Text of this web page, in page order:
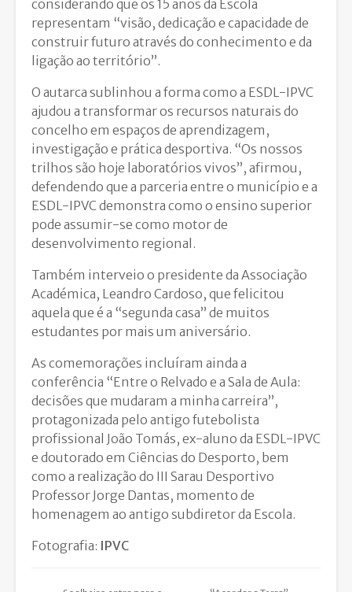
considerando que os 15 anos da Escola
representam “visão, dedicação e capacidade de
construir futuro através do conhecimento e da
ligação ao território”.
O autarca sublinhou a forma como a ESDL-IPVC
ajudou a transformar os recursos naturais do
concelho em espaços de aprendizagem,
investigação e prática desportiva. “Os nossos
trilhos são hoje laboratórios vivos”, afirmou,
defendendo que a parceria entre o município e a
ESDL-IPVC demonstra como o ensino superior
pode assumir-se como motor de
desenvolvimento regional.
Também interveio o presidente da Associação
Académica, Leandro Cardoso, que felicitou
aquela que é a “segunda casa” de muitos
estudantes por mais um aniversário.
As comemorações incluíram ainda a
conferência “Entre o Relvado e a Sala de Aula:
decisões que mudaram a minha carreira”,
protagonizada pelo antigo futebolista
profissional João Tomás, ex-aluno da ESDL-IPVC
e doutorado em Ciências do Desporto, bem
como a realização do III Sarau Desportivo
Professor Jorge Dantas, momento de
homenagem ao antigo subdiretor da Escola.
Fotografia: IPVC